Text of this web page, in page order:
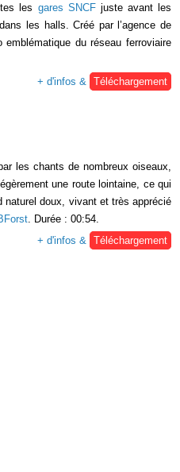
les gares SNCFjuste avant les
les halls. Créé par l’agence de
du réseau ferroviaire
+ d'infos &
Téléchargement
les chants de nombreux oiseaux,
une route lointaine, ce qui
naturel doux, vivant et très apprécié
. Durée : 00:54.
+ d'infos & Téléchargement